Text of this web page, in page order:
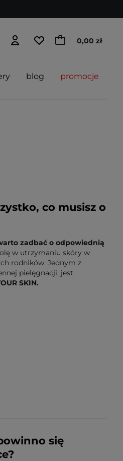
0,00 zł
blog promocje
co musisz o
zadbać o odpowiednią
w utrzymaniu skóry w
rodników. Jednym z
pielęgnacji, jest
SKIN.
się